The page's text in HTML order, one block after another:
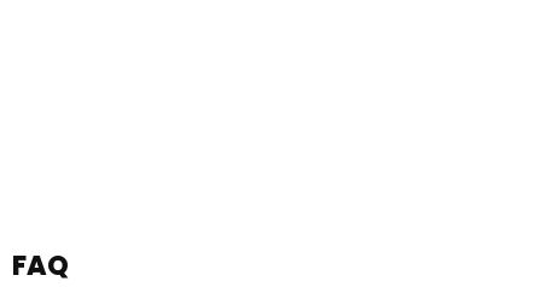
FAQ